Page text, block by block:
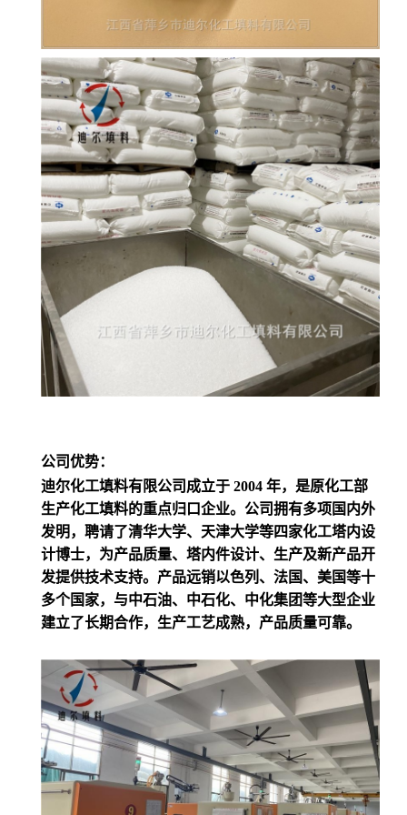
公司优势：
迪尔化工填料有限公司成立于 2004 年，是原化工部
生产化工填料的重点归口企业。公司拥有多项国内外
发明，聘请了清华大学、天津大学等四家化工塔内设
计博士，为产品质量、塔内件设计、生产及新产品开
发提供技术支持。产品远销以色列、法国、美国等十
多个国家，与中石油、中石化、中化集团等大型企业
建立了长期合作，生产工艺成熟，产品质量可靠。